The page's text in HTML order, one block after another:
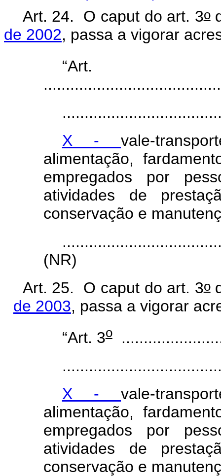
Art. 24. O caput do art. 3o
de 2002, passa a vigorar
X -vale-
alimentação,
empregados por
atividades de
conservação e
(NR)
Art. 25. O caput do art. 3o
de 2003, passa a vigorar
“Art. 3o
X -vale-
alimentação,
empregados por
atividades de
conservação e